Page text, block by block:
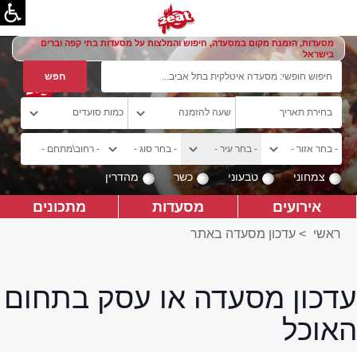
מסעדות, הזמנת מקום במסעדה, חיפוש והמלצות על מסעדות בתי קפה וברים
בישראל
צמחוני טבעוני כשר מהדרין
אירועים מסעדות מתכונים
ראשי > עדכון מסעדה באתר
עדכון מסעדה או עסק בתחום
האוכל